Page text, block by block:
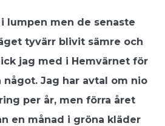
lumpen men de senaste
tyvärr blivit sämre och
jag med i Hemvärnet för
Jag har avtal om nio
per år, men förra året
en månad i gröna kläder